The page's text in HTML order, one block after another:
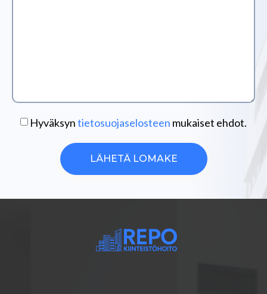
Hyväksyntietosuojaselosteen mukaiset ehdot.
LÄHETÄ LOMAKE